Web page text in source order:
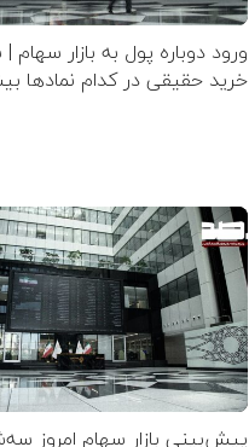
ورود دوباره پول به بازار سهام |
خرید حقیقی در کدام نماد‌ها